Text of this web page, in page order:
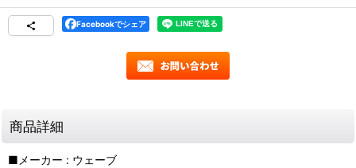
Facebookでシェア
商品詳細
■メーカー : ウェーブ